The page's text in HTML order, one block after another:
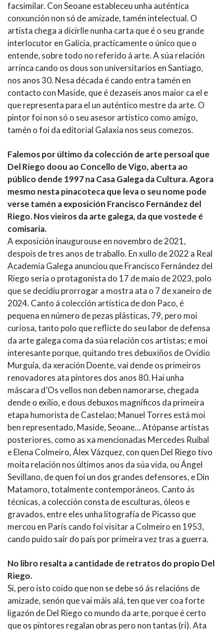
facsimilar. Con Seoane estableceu unha auténtica
conxunción non só de amizade, tamén intelectual. O
artista chega a dicirlle nunha carta que é o seu grande
interlocutor en Galicia, practicamente o único que o
entende, sobre todo no referido á arte. A súa relación
arrinca cando os dous son universitarios en Santiago,
nos anos 30. Nesa década é cando entra tamén en
contacto con Maside, que é dezaseis anos maior ca el e
que representa para el un auténtico mestre da arte. O
pintor foi non só o seu asesor artístico como amigo,
tamén o foi da editorial Galaxia nos seus comezos.
Falemos por último da colección de arte persoal que
Del Riego doou ao Concello de Vigo, aberta ao
público dende 1997 na Casa Galega da Cultura. Agora
mesmo nesta pinacoteca que leva o seu nome pode
verse tamén a exposición Francisco Fernández del
Riego. Nos vieiros da arte galega, da que vostede é
comisaria.
A exposición inaugurouse en novembro de 2021,
despois de tres anos de traballo. En xullo de 2022 a Real
Academia Galega anunciou que Francisco Fernández del
Riego sería o protagonista do 17 de maio de 2023, polo
que se decidiu prorrogar a mostra ata o 7 de xaneiro de
2024. Canto á colección artística de don Paco, é
pequena en número de pezas plásticas, 79, pero moi
curiosa, tanto polo que reflicte do seu labor de defensa
da arte galega coma da súa relación cos artistas; e moi
interesante porque, quitando tres debuxiños de Ovidio
Murguía, da xeración Doente, vai dende os primeiros
renovadores ata pintores dos anos 80. Hai unha
máscara d’Os vellos non deben namorarse, chegada
dende o exilio, e dous debuxos magníficos da primeira
etapa humorista de Castelao; Manuel Torres está moi
ben representado, Maside, Seoane... Atópanse artistas
posteriores, como as xa mencionadas Mercedes Ruibal
e Elena Colmeiro, Álex Vázquez, con quen Del Riego tivo
moita relación nos últimos anos da súa vida, ou Ángel
Sevillano, de quen foi un dos grandes defensores, e Din
Matamoro, totalmente contemporáneos. Canto ás
técnicas, a colección consta de esculturas, óleos e
gravados, entre eles unha litografía de Picasso que
mercou en París cando foi visitar a Colmeiro en 1953,
cando puido saír do país por primeira vez tras a guerra.
No libro resalta a cantidade de retratos do propio Del
Riego.
Si, pero isto coido que non se debe só ás relacións de
amizade, senón que vai máis alá, ten que ver coa forte
ligazón de Del Riego co mundo da arte, porque é certo
que os pintores regalan obras pero non tantas (ri). Ata